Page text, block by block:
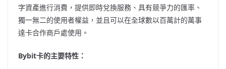
字資產進行消費，提供即時兌換服務、具有競爭力的匯率、
獨一無二的使用者權益，並且可以在全球數以百萬計的萬事
達卡合作商戶處使用。
Bybit卡的主要特性：